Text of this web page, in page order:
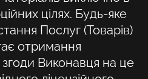
цілях. Будь-яке
Послуг (Товарів)
отримання
Виконавця на це